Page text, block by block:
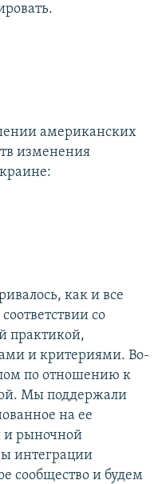
американских
изменения
как и все
со
практикой,
и критериями. Во-
по отношению к
Мы поддержали
на ее
и рыночной
интеграции
сообщество и будем